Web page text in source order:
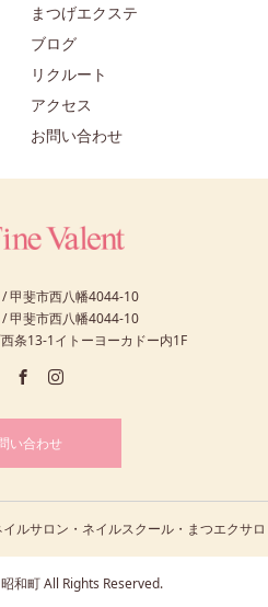
まつげエクステ
ブログ
リクルート
アクセス
お問い合わせ
甲斐市西八幡4044-10
甲斐市西八幡4044-10
条13-1イトーヨーカドー内1F
い合わせ
ルサロン・ネイルスクール・まつエクサロ
和町 All Rights Reserved.